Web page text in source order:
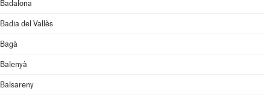
Badalona
Badia del Vallès
Bagà
Balenyà
Balsareny